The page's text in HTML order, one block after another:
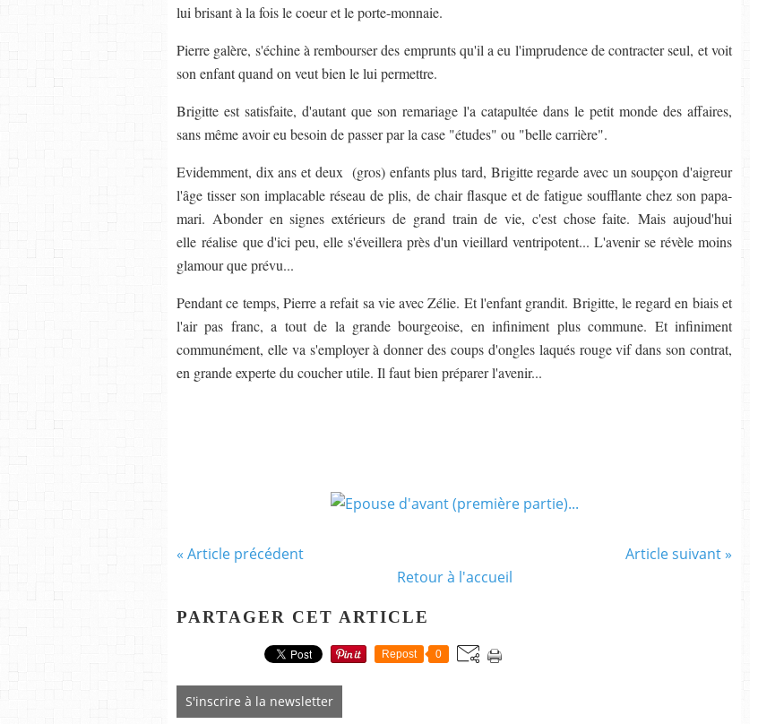
lui brisant à la fois le coeur et le porte-monnaie.
Pierre galère, s'échine à rembourser des emprunts qu'il a eu l'imprudence de contracter seul, et voit
son enfant quand on veut bien le lui permettre.
Brigitte est satisfaite, d'autant que son remariage l'a catapultée dans le petit monde des affaires,
sans même avoir eu besoin de passer par la case "études" ou "belle carrière".
Evidemment, dix ans et deux (gros) enfants plus tard, Brigitte regarde avec un soupçon d'aigreur
l'âge tisser son implacable réseau de plis, de chair flasque et de fatigue soufflante chez son papa-
mari. Abonder en signes extérieurs de grand train de vie, c'est chose faite. Mais aujoud'hui
elle réalise que d'ici peu, elle s'éveillera près d'un vieillard ventripotent... L'avenir se révèle moins
glamour que prévu...
Pendant ce temps, Pierre a refait sa vie avec Zélie. Et l'enfant grandit. Brigitte, le regard en biais et
l'air pas franc, a tout de la grande bourgeoise, en infiniment plus commune. Et infiniment
communément, elle va s'employer à donner des coups d'ongles laqués rouge vif dans son contrat,
en grande experte du coucher utile. Il faut bien préparer l'avenir...
« Article précédent
Article suivant »
Retour à l'accueil
PARTAGER CET ARTICLE
Repost 0
S'inscrire à la newsletter